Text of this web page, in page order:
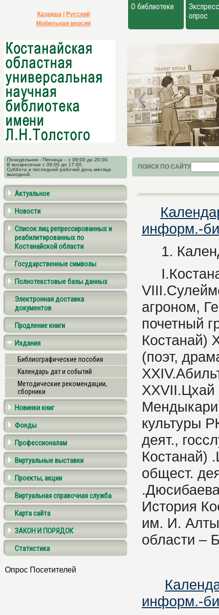
Қазақша
Русский
Мобильная версия
О библиотеке
опрос
Понедельник - Пятница - с 09:00 до 20:00.
В воскресенье с 09:00 до 17:00.
Суббота и последний рабочий день месяца
выходной.
ПОИСК ПО САЙТУ
Актуальное
Новости
Список лиц репрессированных и
реабилитированных по
Костанайской области
Государственные символы
Полнотекстовые базы данных
Электронная доставка
документов
Продление книги
Издания
Библиографические пособия
Календарь дат и событий
Методические рекомендации,
сборники
Новинки книг
Фонды
Профессионалам
Виртуальные выставки
Проекты, акции
Виртуальная справочная служба
Карта сайта
ЗАКОН И ПОРЯДОК
Статистика
Опрос Посетителей
информ.-
1.
агроном,
почетный
Костанай)
(поэт,
XXVII.Цхай
культуры
деят.,
Костанай)
общест.
История
им. И.
области –
информ.-